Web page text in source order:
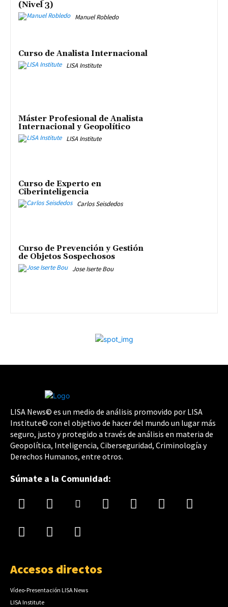
(Nivel 3)
Manuel Robledo
Curso de Analista Internacional
LISA Institute
Máster Profesional de Analista
Internacional y Geopolítico
LISA Institute
Curso de Experto en
Ciberinteligencia
Carlos Seisdedos
Curso de Prevención y Gestión
de Objetos Sospechosos
Jose Iserte Bou
LISA News© es un medio de análisis promovido por LISA
Institute© con el objetivo de hacer del mundo un lugar más
seguro, justo y protegido a través de análisis en materia de
Geopolítica, Inteligencia, Ciberseguridad, Criminología y
Derechos Humanos, entre otros.
Súmate a la Comunidad:
Accesos directos
Vídeo-Presentación LISA News
LISA Institute